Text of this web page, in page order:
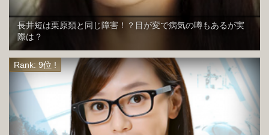
長井短は栗原類と同じ障害！？目が変で病気の噂もあるが実
際は？